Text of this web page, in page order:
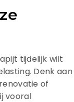
tijdelijk wilt
Denk aan
of
vooral